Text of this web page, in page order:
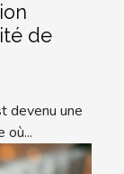
de
devenu une
où...